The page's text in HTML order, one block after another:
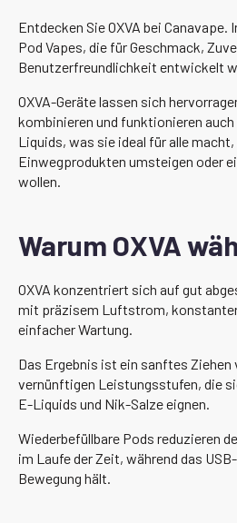
Entdecken Sie OXVA bei
Pod Vapes, die für Geschmack,
Benutzerfreundlichkeit entwickelt
OXVA-Geräte lassen sich
kombinieren und funktionieren
Liquids, was sie ideal für alle macht,
Einwegprodukten umsteigen oder
wollen.
Warum OXVA
OXVA konzentriert sich auf gut
mit präzisem Luftstrom,
einfacher Wartung.
Das Ergebnis ist ein sanftes Ziehen
vernünftigen Leistungsstufen, die
E-Liquids und Nik-Salze eignen.
Wiederbefüllbare Pods reduzieren
im Laufe der Zeit, während das
Bewegung hält.